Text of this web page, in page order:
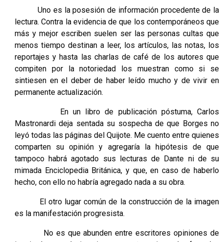
Uno es la posesión de información procedente de la
lectura. Contra la evidencia de que los contemporáneos que
más y mejor escriben suelen ser las personas cultas que
menos tiempo destinan a leer, los artículos, las notas, los
reportajes y hasta las charlas de café de los autores que
compiten por la notoriedad los muestran como si se
sintiesen en el deber de haber leído mucho y de vivir en
permanente actualización.
En un libro de publicación póstuma, Carlos
Mastronardi deja sentada su sospecha de que Borges no
leyó todas las páginas del Quijote. Me cuento entre quienes
comparten su opinión y agregaría la hipótesis de que
tampoco habrá agotado sus lecturas de Dante ni de su
mimada Enciclopedia Británica, y que, en caso de haberlo
hecho, con ello no habría agregado nada a su obra.
El otro lugar común de la construcción de la imagen
es la manifestación progresista.
No es que abunden entre escritores opiniones de